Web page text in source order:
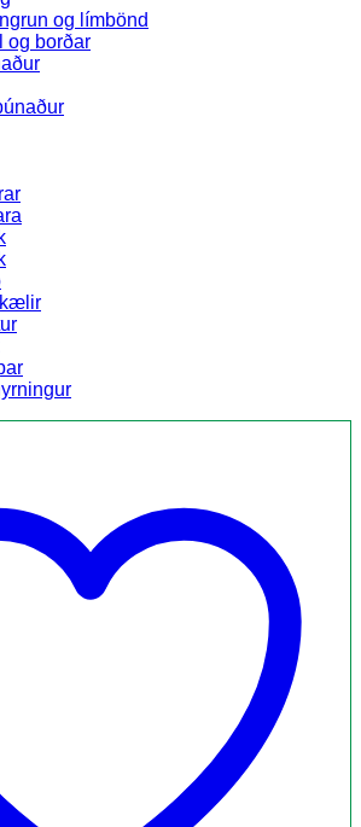
og límbönd
og borðar